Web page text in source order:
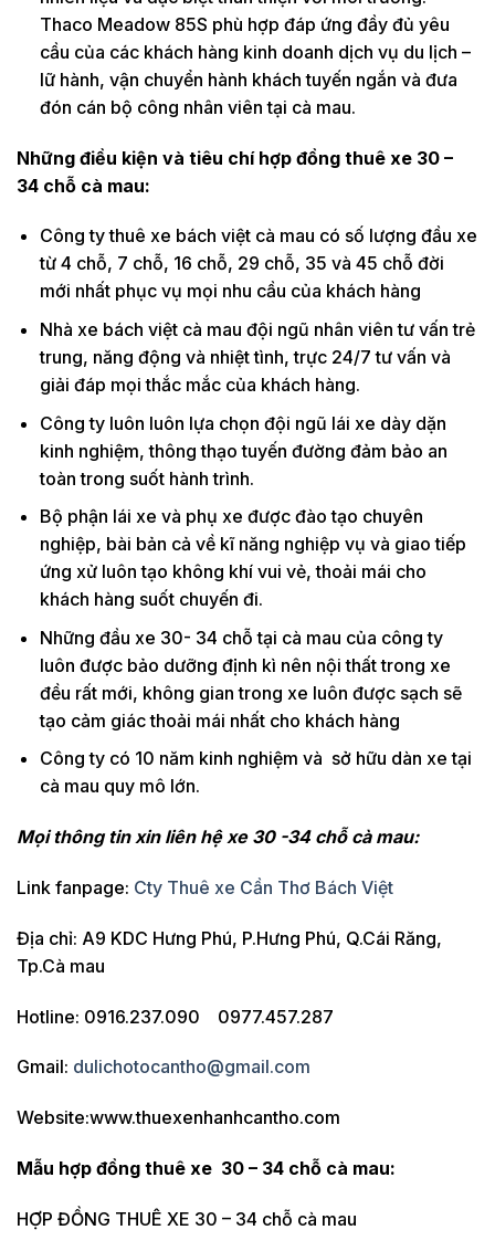
Thaco Meadow 85S phù hợp đáp ứng đầy đủ yêu
cầu của các khách hàng kinh doanh dịch vụ du lịch –
lữ hành, vận chuyển hành khách tuyến ngắn và đưa
đón cán bộ công nhân viên tại cà mau.
Những điều kiện và tiêu chí hợp đồng thuê xe 30 –
34 chỗ cà mau:
Công ty thuê xe bách việt cà mau có số lượng đầu xe
từ 4 chỗ, 7 chỗ, 16 chỗ, 29 chỗ, 35 và 45 chỗ đời
mới nhất phục vụ mọi nhu cầu của khách hàng
Nhà xe bách việt cà mau đội ngũ nhân viên tư vấn trẻ
trung, năng động và nhiệt tình, trực 24/7 tư vấn và
giải đáp mọi thắc mắc của khách hàng.
Công ty luôn luôn lựa chọn đội ngũ lái xe dày dặn
kinh nghiệm, thông thạo tuyến đường đảm bảo an
toàn trong suốt hành trình.
Bộ phận lái xe và phụ xe được đào tạo chuyên
nghiệp, bài bản cả về kĩ năng nghiệp vụ và giao tiếp
ứng xử luôn tạo không khí vui vẻ, thoải mái cho
khách hàng suốt chuyến đi.
Những đầu xe 30- 34 chỗ tại cà mau của công ty
luôn được bảo dưỡng định kì nên nội thất trong xe
đều rất mới, không gian trong xe luôn được sạch sẽ
tạo cảm giác thoải mái nhất cho khách hàng
Công ty có 10 năm kinh nghiệm và sở hữu dàn xe tại
cà mau quy mô lớn.
Mọi thông tin xin liên hệ xe 30 -34 chỗ cà mau:
Link fanpage: Cty Thuê xe Cần Thơ Bách Việt
Địa chỉ: A9 KDC Hưng Phú, P.Hưng Phú, Q.Cái Răng,
Tp.Cà mau
Hotline: 0916.237.090 0977.457.287
Gmail: dulichotocantho@gmail.com
Website:www.thuexenhanhcantho.com
Mẫu hợp đồng thuê xe 30 – 34 chỗ cà mau:
HỢP ĐỒNG THUÊ XE 30 – 34 chỗ cà mau